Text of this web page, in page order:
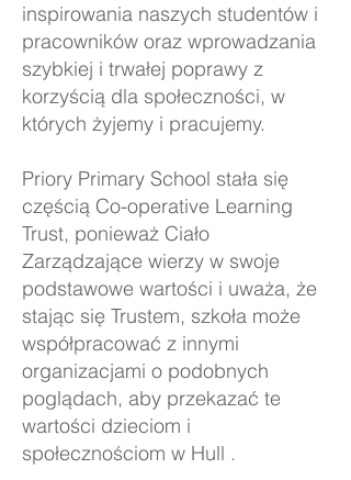
inspirowania naszych studentów i
pracowników oraz wprowadzania
szybkiej i trwałej poprawy z
korzyścią dla społeczności, w
których żyjemy i pracujemy.
Priory Primary School stała się
częścią Co-operative Learning
Trust, ponieważ Ciało
Zarządzające wierzy w swoje
podstawowe wartości i uważa, że
stając się Trustem, szkoła może
współpracować z innymi
organizacjami o podobnych
poglądach, aby przekazać te
wartości dzieciom i
społecznościom w Hull .